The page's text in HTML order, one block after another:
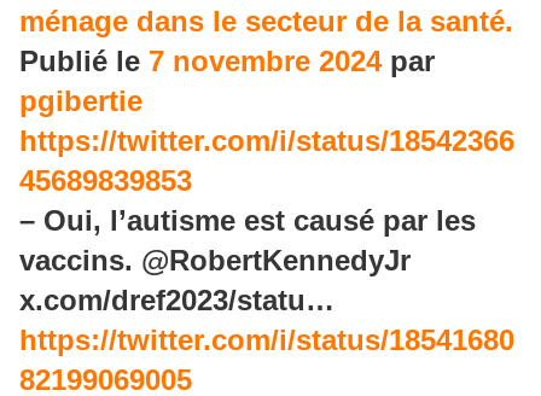
ménage dans le secteur de la santé.
Publié le 7 novembre 2024 par
pgibertie
https://twitter.com/i/status/18542366
45689839853
– Oui, l’autisme est causé par les
vaccins. @RobertKennedyJr
x.com/dref2023/statu…
https://twitter.com/i/status/18541680
82199069005